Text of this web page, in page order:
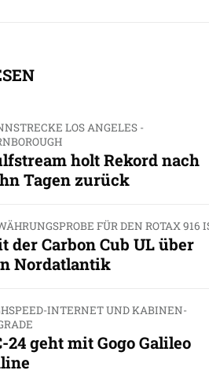
LOS ANGELES -
holt Rekord nach
Tagen zurück
FÜR DEN ROTAX 916
der Carbon Cub UL über
Nordatlantik
INTERNET UND KABINEN-
24 geht mit Gogo Galileo